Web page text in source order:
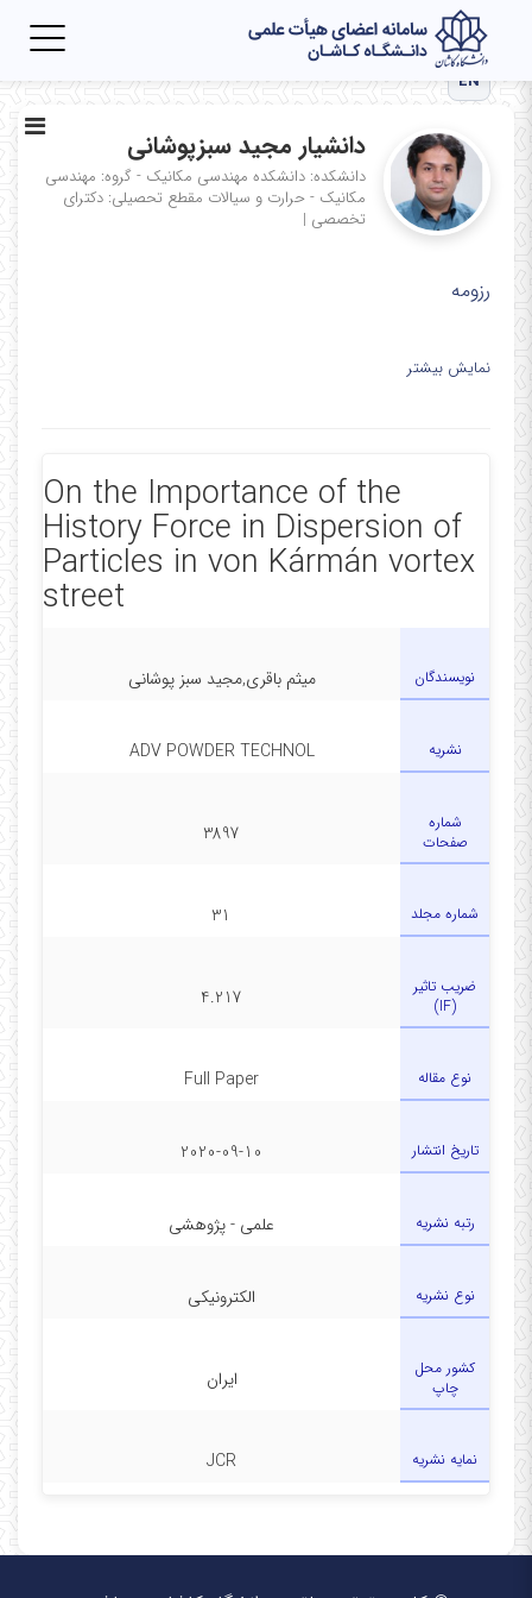
EN
دانشیار مجید سبزپوشانی
دانشکده: دانشکده مهندسی مکانیک - گروه: مهندسی
مکانیک - حرارت و سیالات مقطع تحصیلی: دکترای
تخصصی |
رزومه
نمایش بیشتر
On the Importance of the
History Force in Dispersion of
Particles in von Kármán vortex
street
نویسندگان میثم باقری,مجید سبز پوشانی
نشریه ADV POWDER TECHNOL
شماره
صفحات
3897
شماره مجلد 31
ضریب تاثیر
(IF)
4.217
نوع مقاله Full Paper
تاریخ انتشار 2020-09-10
رتبه نشریه علمی - پژوهشی
نوع نشریه الکترونیکی
کشور محل
چاپ
ایران
نمایه نشریه JCR